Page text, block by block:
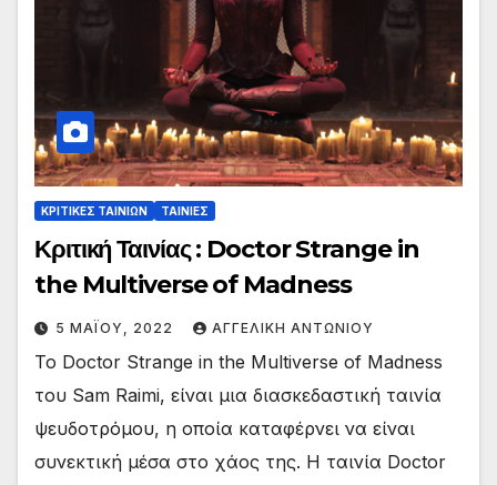
ΚΡΙΤΙΚΕΣ ΤΑΙΝΙΩΝ ΤΑΙΝΙΕΣ
Κριτική Ταινίας : Doctor Strange in
the Multiverse of Madness
5 ΜΑΪ́ΟΥ, 2022 ΑΓΓΕΛΙΚΉ ΑΝΤΩΝΊΟΥ
Το Doctor Strange in the Multiverse of Madness
του Sam Raimi, είναι μια διασκεδαστική ταινία
ψευδοτρόμου, η οποία καταφέρνει να είναι
συνεκτική μέσα στο χάος της. Η ταινία Doctor